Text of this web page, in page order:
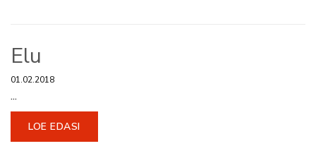
Elu
01.02.2018
...
LOE EDASI